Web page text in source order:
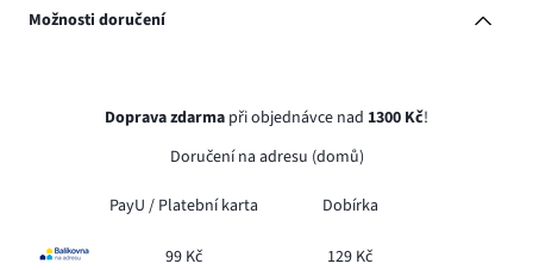
Možnosti doručení
Doprava zdarma při objednávce nad 1300 Kč!
Doručení na adresu (domů)
PayU / Platební karta Dobírka
99 Kč 129 Kč